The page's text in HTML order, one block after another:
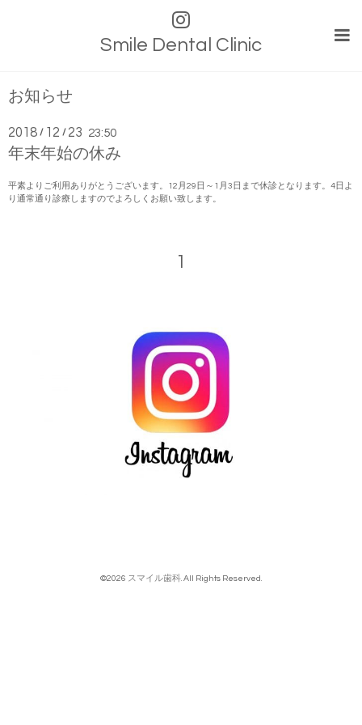
Smile Dental Clinic
お知らせ
2018 / 12 / 23 23:50
年末年始の休み
平素よりご利用ありがとうございます。12月29日～1月3日まで休診となります。4日よ
り通常通り診療しますのでよろしくお願い致します。
1
©2026 スマイル歯科 . All Rights Reserved.